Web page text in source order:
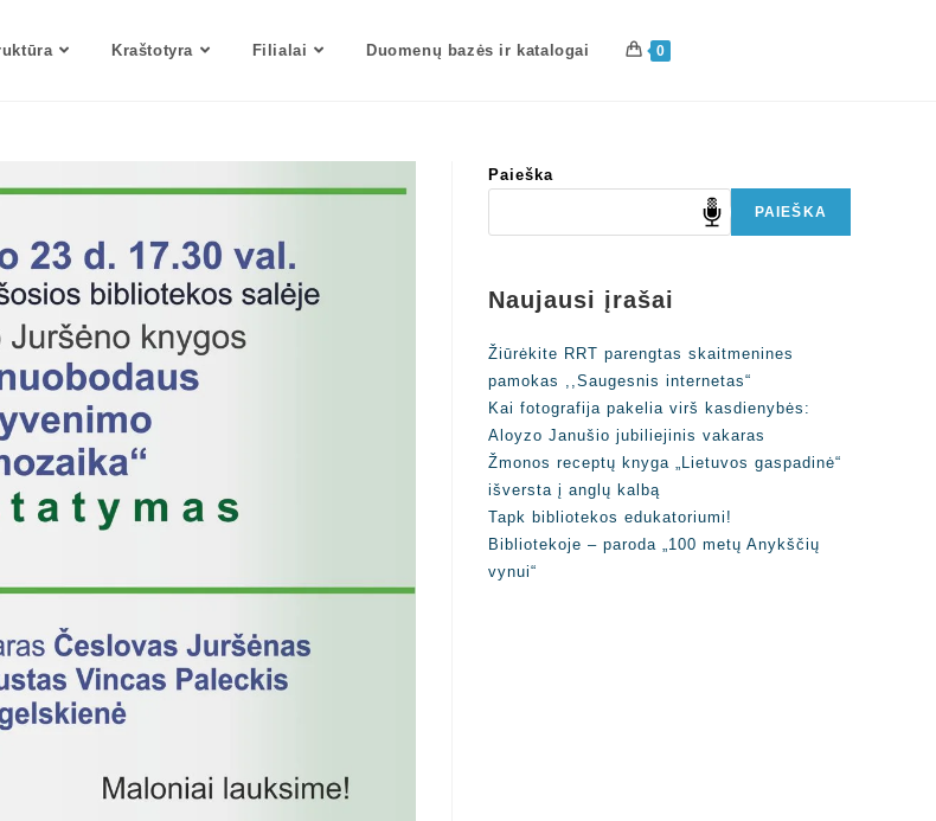
Kraštotyra Filialai Duomenų bazės ir katalogai 0
Paieška
PAIEŠKA
Naujausi įrašai
Žiūrėkite RRT parengtas skaitmenines
pamokas ,,Saugesnis internetas“
Kai fotografija pakelia virš kasdienybės:
Aloyzo Janušio jubiliejinis vakaras
Žmonos receptų knyga „Lietuvos gaspadinė“
išversta į anglų kalbą
Tapk bibliotekos edukatoriumi!
Bibliotekoje – paroda „100 metų Anykščių
vynui“